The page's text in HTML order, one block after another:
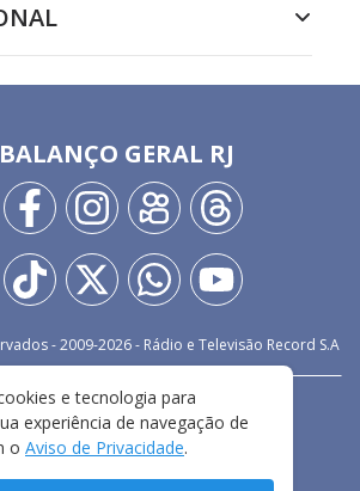
BALANÇO GERAL RJ
- 2009-2026- Rádio e Televisão Record S.A
FALE CONOSCO
PRIVACIDADE
E CONDIÇÕES DE USO
e tecnologia para
experiência de navegação de
o Aviso de Privacidade.